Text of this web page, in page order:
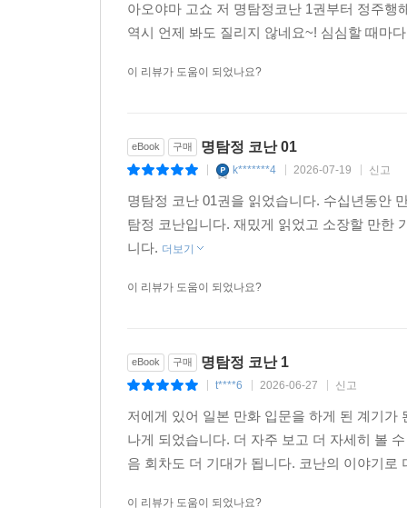
아오야마 고쇼 저 명탐정코난 1권부터 정주
역시 언제 봐도 질리지 않네요~! 심심할 때마
이 리뷰가 도움이 되었나요?
eBook 구매 명탐정 코난 01
k*******4 2026-07-19 신고
명탐정 코난 01권을 읽었습니다. 수십년동안
탐정 코난입니다. 재밌게 읽었고 소장할 만한
니다. 더보기
이 리뷰가 도움이 되었나요?
eBook 구매 명탐정 코난 1
t****6 2026-06-27 신고
저에게 있어 일본 만화 입문을 하게 된 계기
나게 되었습니다. 더 자주 보고 더 자세히 볼
음 회차도 더 기대가 됩니다. 코난의 이야기로
이 리뷰가 도움이 되었나요?